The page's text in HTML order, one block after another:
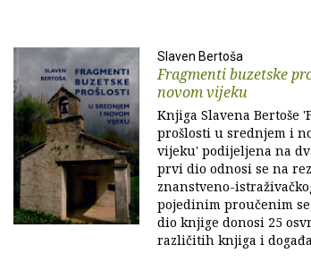
Slaven Bertoša
Fragmenti buzetske
novom vijeku
Knjiga Slavena Bertoše
prošlosti u srednjem i
vijeku' podijeljena na
prvi dio odnosi se na
znanstveno-
pojedinim proučenim
dio knjige donosi 25
različitih knjiga i